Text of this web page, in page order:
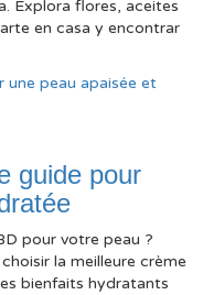
Explora flores, aceites
en casa y encontrar
guide pour
pour votre peau ?
la meilleure crème
bienfaits hydratants